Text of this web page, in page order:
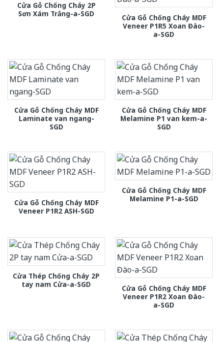
Cửa Gỗ Chống Cháy 2P
Sơn Xám Trắng-a-SGD
Cửa Gỗ Chống Cháy MDF
Veneer P1R5 Xoan Đào-
a-SGD
Cửa Gỗ Chống Cháy MDF
Laminate van ngang-
SGD
Cửa Gỗ Chống Cháy MDF
Melamine P1 van kem-a-
SGD
Cửa Gỗ Chống Cháy MDF
Veneer P1R2 ASH-SGD
Cửa Gỗ Chống Cháy MDF
Melamine P1-a-SGD
Cửa Thép Chống Cháy 2P
tay nam Cửa-a-SGD
Cửa Gỗ Chống Cháy MDF
Veneer P1R2 Xoan Đào-
a-SGD